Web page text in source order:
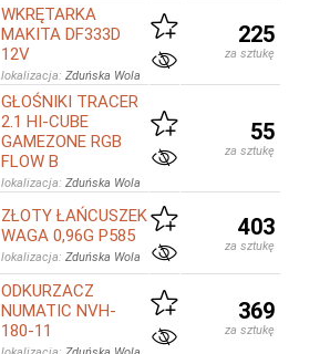
WKRĘTARKA
MAKITA DF333D
12V
lokalizacja: Zduńska Wola
225
za sztukę
GŁOŚNIKI TRACER
2.1 HI-CUBE
GAMEZONE RGB
FLOW B
lokalizacja: Zduńska Wola
55
za sztukę
ZŁOTY ŁAŃCUSZEK
WAGA 0,96G P585
lokalizacja: Zduńska Wola
403
za sztukę
ODKURZACZ
NUMATIC NVH-
180-11
369
za sztukę